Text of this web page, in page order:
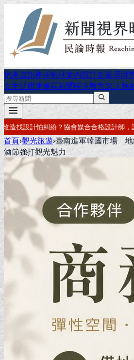
房產資訊棒球籃球室內設計創業理財
文生活旗津專區新聞時事教育3C人物
，設計有保障要開公司？借址登記・公司
首頁›觀光旅遊›臺南進軍韓國市場 地
酒節強打觀光魅力